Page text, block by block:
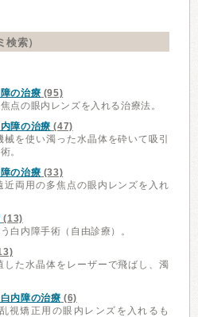
索）
の治療 (95)
点の眼内レンズを入れる治療法。
障の治療 (47)
を使い濁った水晶体を砕いて吸引
。
の治療 (33)
両用の多焦点の眼内レンズを入れ
(13)
白内障手術（自由診療）。
た水晶体をレーザーで飛ばし、濁
内障の治療 (6)
視矯正用の眼内レンズを入れるも